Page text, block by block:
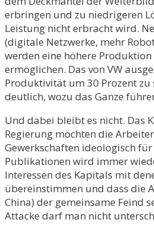
erbringen und zu niedrigeren
Leistung nicht erbracht wird.
(digitale Netzwerke, mehr
werden eine höhere
ermöglichen. Das von VW
Produktivität um 30 Prozent zu
deutlich, wozu das Ganze
Und dabei bleibt es nicht. Das
Regierung möchten die
Gewerkschaften ideologisch
Publikationen wird immer
Interessen des Kapitals mit
übereinstimmen und dass die
China) der gemeinsame Feind
Attacke darf man nicht